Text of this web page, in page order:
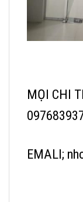
MỌI CHI
EMALI;